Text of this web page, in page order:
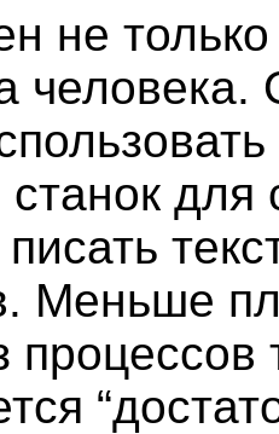
не
для
Меньше